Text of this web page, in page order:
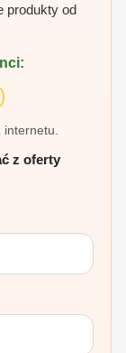
produkty od
z oferty